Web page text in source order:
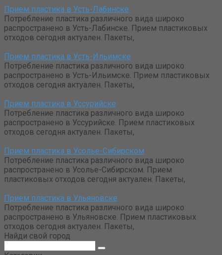
Прием пластика в Усть-Лабинске
Потребление пластика различного вида широко
распространено в Усть-Лабинске. Прием пластиковых
отходов сегодня актуален. Пакеты,
Прием пластика в Усть-Ильимске
Потребление пластика различного вида широко
распространено в Усть-Ильимске. Прием пластиковых
отходов сегодня актуален. Пакеты,
Прием пластика в Уссурийске
Потребление пластика различного вида широко
распространено в Уссурийске. Прием пластиковых
отходов сегодня актуален. Пакеты,
Прием пластика в Усолье-Сибирском
Потребление пластика различного вида широко
распространено в Усолье-Сибирском. Прием
пластиковых отходов сегодня актуален. Пакеты,
Прием пластика в Ульяновске
Потребление пластика различного вида широко
распространено в Ульяновске. Прием пластиковых
отходов сегодня актуален. Пакеты,
Найди свой город